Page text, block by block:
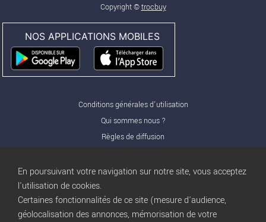
Copyright ©trocbuy
NOS APPLICATIONS MOBILES
Conditions générales d'utilisation
Qui sommes nous ?
Règles de diffusion
Nos offres Pro
Publicité
Conditions d’Utilisation
En poursuivant votre navigation sur notre site, vous acceptez
l'utilisation de cookies.
Certaines fonctionnalités de ce site (mesure d'audience,
géolocalisation des annonces, mémorisation de votre